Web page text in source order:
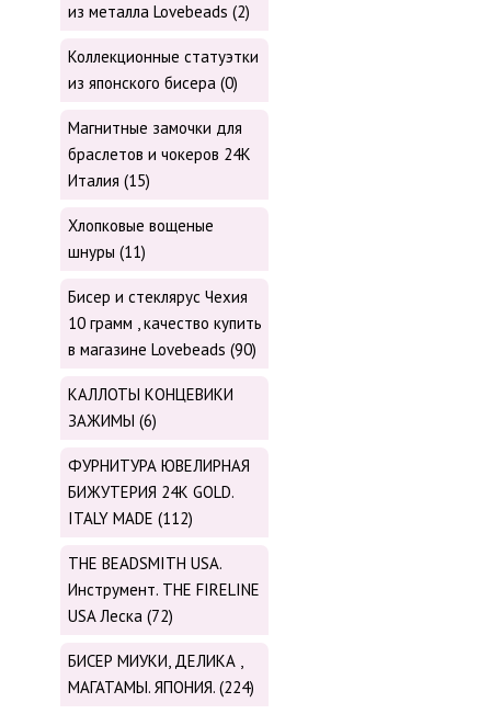
из металла Lovebeads (2)
Коллекционные статуэтки
из японского бисера (0)
Магнитные замочки для
браслетов и чокеров 24К
Италия (15)
Хлопковые вощеные
шнуры (11)
Бисер и стеклярус Чехия
10 грамм , качество купить
в магазине Lovebeads (90)
КАЛЛОТЫ КОНЦЕВИКИ
ЗАЖИМЫ (6)
ФУРНИТУРА ЮВЕЛИРНАЯ
БИЖУТЕРИЯ 24К GOLD.
ITALY MADE (112)
THE BEADSMITH USA.
Инструмент. THE FIRELINE
USA Леска (72)
БИСЕР МИУКИ, ДЕЛИКА ,
МАГАТАМЫ. ЯПОНИЯ. (224)